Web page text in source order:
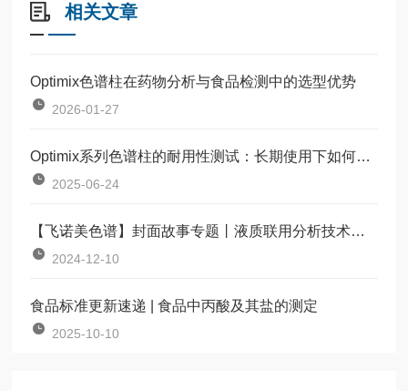
相关文章
Optimix色谱柱在药物分析与食品检测中的选型优势
2026-01-27
Optimix系列色谱柱的耐用性测试：长期使用下如何保持柱效稳定？
2025-06-24
【飞诺美色谱】封面故事专题丨液质联用分析技术助力法医毒物鉴定
2024-12-10
食品标准更新速递 | 食品中丙酸及其盐的测定
2025-10-10